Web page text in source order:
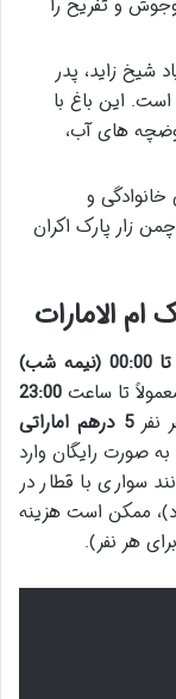
و تفریح را
شیخ زاید، پدر
این باغ با
های آب،
و
زار پارک اکران
الامارات
تا ساعت 23:00
نفر5 درهم اماراتی
سال می توانند به صورت رایگان وارد
سواری با قطار در
آغاز می شود)، ممکن است هزینه